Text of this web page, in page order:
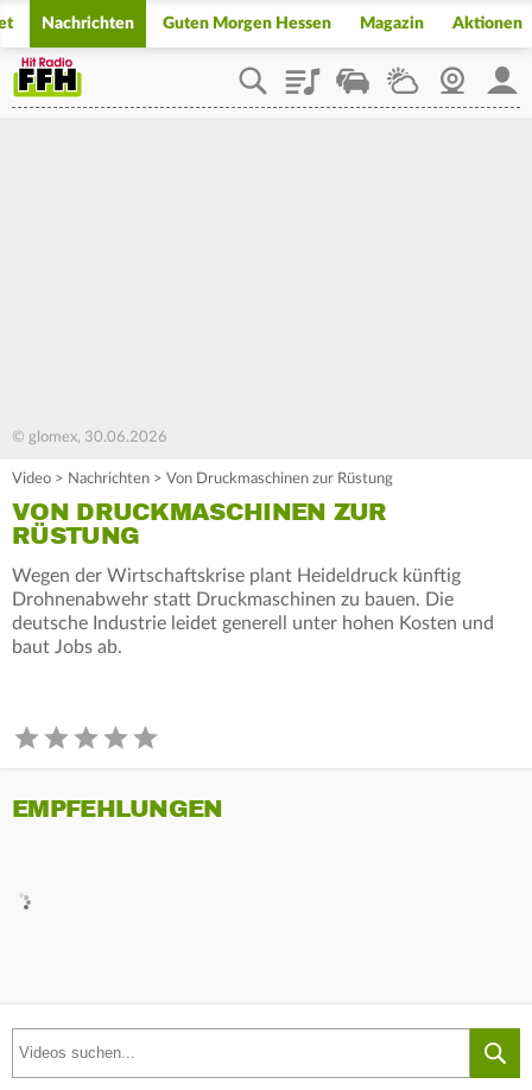
Nachrichten Guten Morgen Hessen Magazin Aktionen
PlaylistStaupilotWetterWebcam
© glomex, 30.06.2026
Video > Nachrichten > Von Druckmaschinen zur Rüstung
VON DRUCKMASCHINEN ZUR
RÜSTUNG
Wegen der Wirtschaftskrise plant Heideldruck künftig
Drohnenabwehr statt Druckmaschinen zu bauen. Die
deutsche Industrie leidet generell unter hohen Kosten und
baut Jobs ab.
EMPFEHLUNGEN